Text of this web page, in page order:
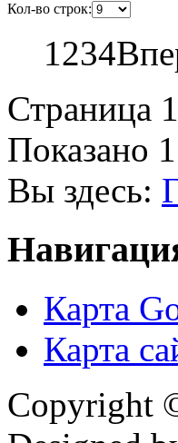
Кол-во строк:
1234
Страница
Показано
Вы здесь:
Карта
Карта
Copyright